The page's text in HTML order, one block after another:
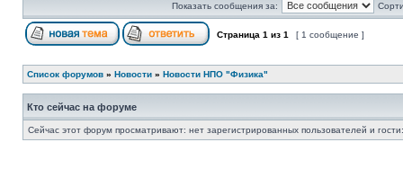
Показать сообщения за:
Страница 1 из 1 [ 1 сообщение ]
Список форумов » Новости » Новости НПО "Физика"
Кто сейчас на форуме
Сейчас этот форум просматривают: нет зарегистрированных пользователей и